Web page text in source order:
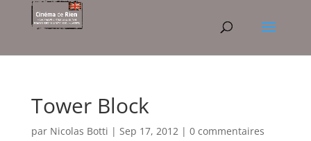
Tower Block
par Nicolas Botti | Sep 17, 2012| 0 commentaires